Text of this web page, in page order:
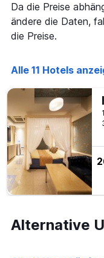
X-
Achse,
die
anzeigt.
Diagramm
hat
1
Y-
Achse,
die
den
durchschnittlichen
Zimmerpreis
anzeigt.
Da die Preise
ändere die Daten,
die Preise.
Alle 11 Hotels
Alternative